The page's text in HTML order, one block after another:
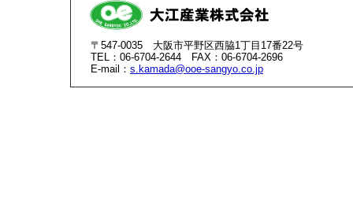
〒547-0035 大阪市平野区西脇1丁目17番22号
TEL：06-6704-2644 FAX：06-6704-2696
E-mail： s.kamada@ooe-sangyo.co.jp